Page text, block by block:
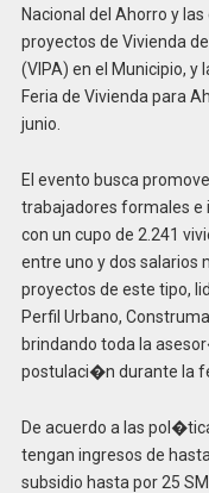
Nacional del Ahorro y
proyectos de Vivienda
(VIPA) en el Municipio,
Feria de Vivienda para
junio.
El evento busca
trabajadores formales e
con un cupo de 2.241
entre uno y dos salarios
proyectos de este tipo,
Perfil Urbano,
brindando toda la
postulaci�n durante la
De acuerdo a las
tengan ingresos de
subsidio hasta por 25